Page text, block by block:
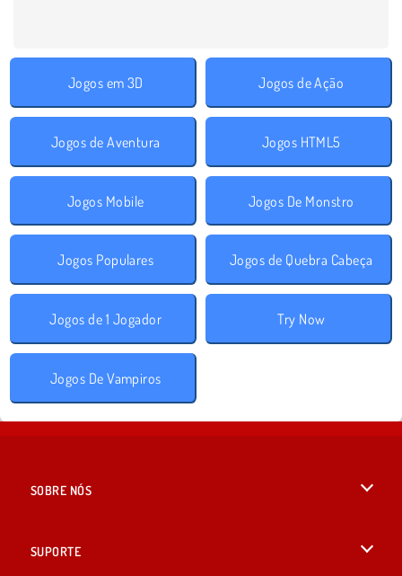
Jogos em 3D Jogos de Ação
Jogos de Aventura Jogos HTML5
Jogos Mobile Jogos De Monstro
Jogos Populares Jogos de Quebra Cabeça
Jogos de 1 Jogador Try Now
Jogos De Vampiros
SOBRE NÓS
SUPORTE